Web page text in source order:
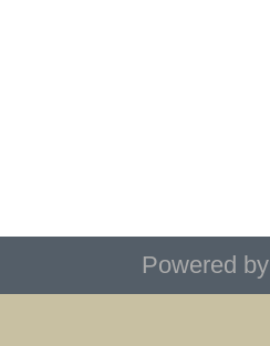
Powered by